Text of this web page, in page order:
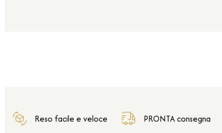
Reso facile e veloce PRONTA consegna